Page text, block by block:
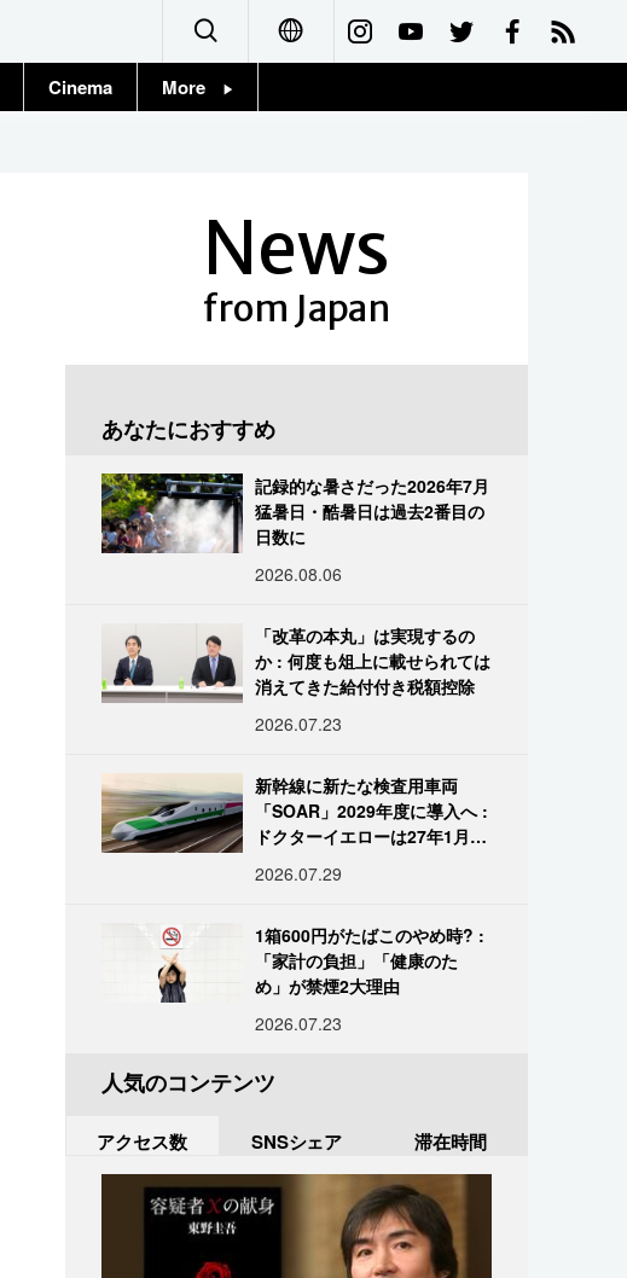
Français
Cinema More
News
from Japan
あなたにおすすめ
記録的な暑さだった2026年7月
猛暑日・酷暑日は過去2番目の
日数に
2026.08.06
「改革の本丸」は実現するの
か : 何度も俎上に載せられては
消えてきた給付付き税額控除
2026.07.23
新幹線に新たな検査用車両
「SOAR」2029年度に導入へ :
ドクターイエローは27年1月に
2026.07.29
1箱600円がたばこのやめ時? :
「家計の負担」「健康のた
め」が禁煙2大理由
2026.07.23
人気のコンテンツ
アクセス数 SNSシェア 滞在時間